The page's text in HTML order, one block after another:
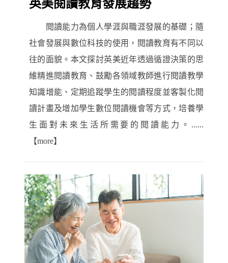
英美閱讀教育發展趨勢
閱讀能力為個人學涯與職涯發展的基礎；隨
社會發展與數位科技的使用，閱讀教育有不同以
往的面貌。本文探討英美近年透過循證決策的思
維精進閱讀教育、鼓勵各領域教師進行閱讀教學
知識增能、定期追蹤學生的閱讀程度並客製化閱
讀計畫及增加學生數位閱讀機會等方式，培養學
生面對未來生活所需要的閱讀能力。......
【more】